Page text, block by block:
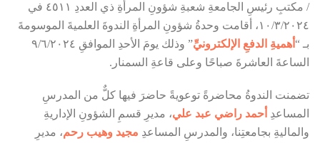
/ مكتبِ رئيسِ الجامعةِ شعبةِ شؤونِ المرأةِ ذي العددِ ٤٥١١ في
١٠/٣/٢٠٢٤، أقامت وحدةُ شؤونِ المرأةِ الندوةَ العلميةَ الموسومةَ
بـ “ أهميةِ الدفعِ الإلكترونيِّ
” وذلك يومَ الأحدِ الموافقِ ٩/٦/٢٠٢٤
الساعةَ العاشرةَ صباحًا وعلى قاعةِ السمنار.
تضمنت الندوةُ محاضرةً توعويةً حاضرَ فيها كلٌّ من المدرسِ
المساعدِ أحمد راضي عبد علي، مديرِ قسمِ الشؤونِ الإداريةِ
والماليةِ بجامعتِنا، والمدرسِ المساعدِ مجيد وهيب رحم، مديرِ